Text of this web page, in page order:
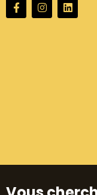
a
c
n
s
i
n